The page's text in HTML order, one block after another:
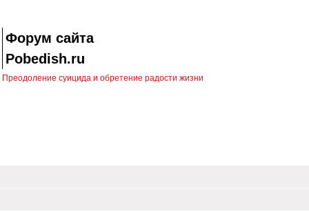
Форум сайта
Pobedish.ru
Преодоление суицида и обретение радости жизни